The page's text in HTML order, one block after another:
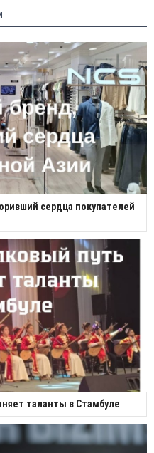
сердца покупателей
таланты в Стамбуле